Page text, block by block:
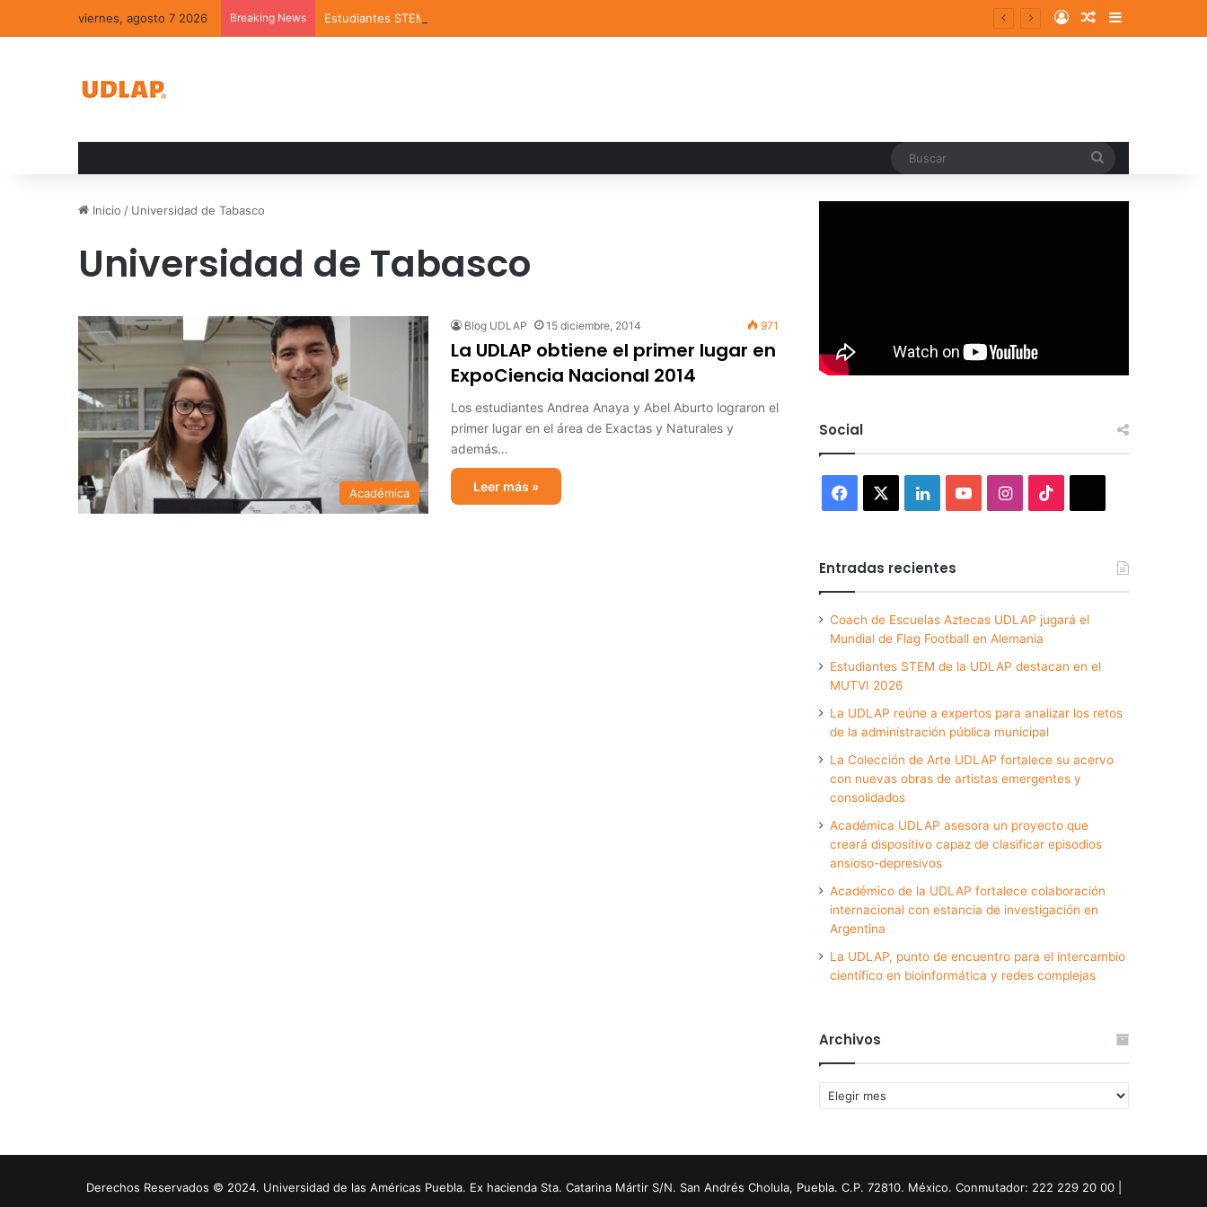
viernes, agosto 7 2026 Breaking News Estudiantes STEM de la UDLAP destacan en el MUTVI 2026 Log InRandom Article
Sidebar
Inicio / Universidad de Tabasco
Universidad de Tabasco
Académica
Blog UDLAP 15 diciembre, 2014 971
La UDLAP obtiene el primer lugar en
ExpoCiencia Nacional 2014
Los estudiantes Andrea Anaya y Abel Aburto lograron el
primer lugar en el área de Exactas y Naturales y
además…
Leer más »
Social
Facebook LinkedInYouTubeInstagram
Entradas recientes
Coach de Escuelas Aztecas UDLAP jugará el
Mundial de Flag Football en Alemania
Estudiantes STEM de la UDLAP destacan en el
MUTVI 2026
La UDLAP reúne a expertos para analizar los retos
de la administración pública municipal
La Colección de Arte UDLAP fortalece su acervo
con nuevas obras de artistas emergentes y
consolidados
Académica UDLAP asesora un proyecto que
creará dispositivo capaz de clasificar episodios
ansioso-depresivos
Académico de la UDLAP fortalece colaboración
internacional con estancia de investigación en
Argentina
La UDLAP, punto de encuentro para el intercambio
científico en bioinformática y redes complejas
Archivos
Archivos
Derechos Reservados © 2024. Universidad de las Américas Puebla. Ex hacienda Sta. Catarina Mártir S/N. San Andrés Cholula, Puebla. C.P. 72810. México. Conmutador: 222 229 20 00 |